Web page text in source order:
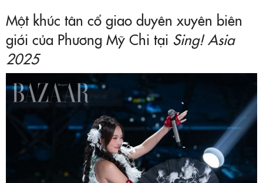
Một khúc tân cổ giao duyên xuyên biên
giới của Phương Mỹ Chi tại Sing! Asia
2025